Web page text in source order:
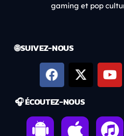
gaming et pop
🌐 SUIVEZ-NOUS
🎧 ÉCOUTEZ-NOUS